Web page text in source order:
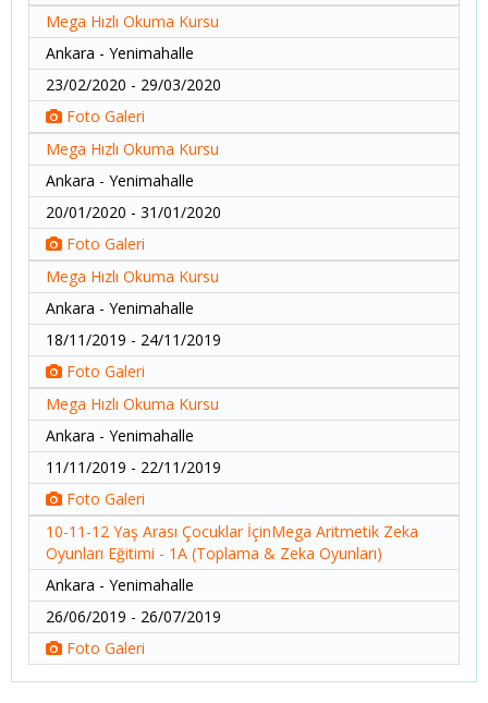
Mega Hızlı Okuma Kursu
Ankara - Yenimahalle
23/02/2020 - 29/03/2020
Foto Galeri
Mega Hızlı Okuma Kursu
Ankara - Yenimahalle
20/01/2020 - 31/01/2020
Foto Galeri
Mega Hızlı Okuma Kursu
Ankara - Yenimahalle
18/11/2019 - 24/11/2019
Foto Galeri
Mega Hızlı Okuma Kursu
Ankara - Yenimahalle
11/11/2019 - 22/11/2019
Foto Galeri
10-11-12 Yaş Arası Çocuklar İçinMega Aritmetik Zeka
Oyunları Eğitimi - 1A (Toplama & Zeka Oyunları)
Ankara - Yenimahalle
26/06/2019 - 26/07/2019
Foto Galeri